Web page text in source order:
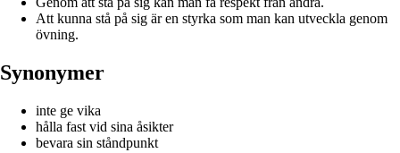
Att kunna stå på sig är en styrka som man kan utveckla genom
övning.
Synonymer
inte ge vika
hålla fast vid sina åsikter
bevara sin ståndpunkt